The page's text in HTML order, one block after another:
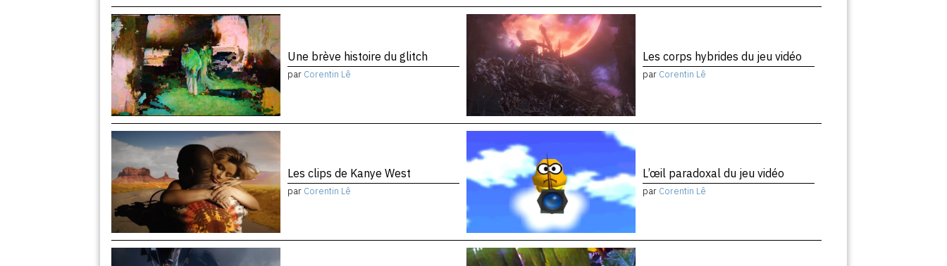
Une brève histoire du glitch
par Corentin Lê
Les corps hybrides du jeu vidéo
par Corentin Lê
Les clips de Kanye West
par Corentin Lê
L’œil paradoxal du jeu vidéo
par Corentin Lê